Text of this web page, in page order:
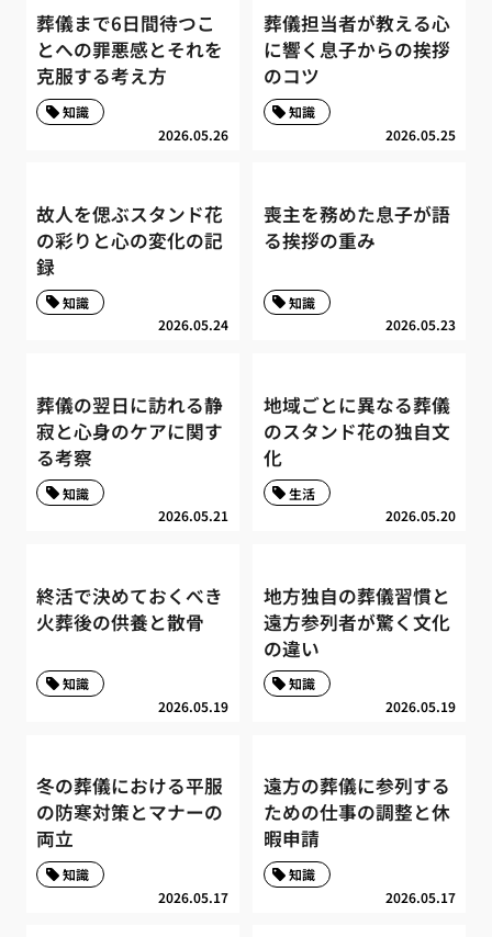
葬儀まで6日間待つこ
とへの罪悪感とそれを
克服する考え方
2026.05.26
知識
葬儀担当者が教える心
に響く息子からの挨拶
のコツ
2026.05.25
知識
故人を偲ぶスタンド花
の彩りと心の変化の記
録
2026.05.24
知識
喪主を務めた息子が語
る挨拶の重み
2026.05.23
知識
葬儀の翌日に訪れる静
寂と心身のケアに関す
る考察
2026.05.21
知識
地域ごとに異なる葬儀
のスタンド花の独自文
化
2026.05.20
生活
終活で決めておくべき
火葬後の供養と散骨
2026.05.19
知識
地方独自の葬儀習慣と
遠方参列者が驚く文化
の違い
2026.05.19
知識
冬の葬儀における平服
の防寒対策とマナーの
両立
2026.05.17
知識
遠方の葬儀に参列する
ための仕事の調整と休
暇申請
2026.05.17
知識